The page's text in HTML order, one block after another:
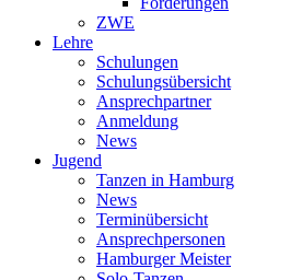
ZWE
Lehre
Schulungen
Schulungsübersicht
Ansprechpartner
Anmeldung
News
Jugend
Tanzen in Hamburg
News
Terminübersicht
Ansprechpersonen
Hamburger Meister